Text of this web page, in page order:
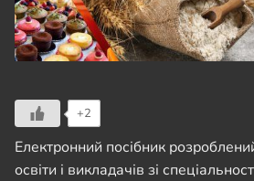
+2
Електронний посібник
освіти і викладачів зі